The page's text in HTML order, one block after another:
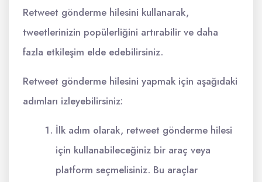
Retweet gönderme hilesini kullanarak,
tweetlerinizin popülerliğini artırabilir ve daha
fazla etkileşim elde edebilirsiniz.
Retweet gönderme hilesini yapmak için aşağıdaki
adımları izleyebilirsiniz:
İlk adım olarak, retweet gönderme hilesi
için kullanabileceğiniz bir araç veya
platform seçmelisiniz. Bu araçlar